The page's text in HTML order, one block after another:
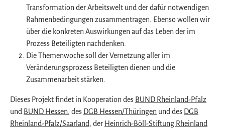
Transformation der Arbeitswelt und der dafür notwendigen
Rahmenbedingungen zusammentragen. Ebenso wollen wir
über die konkreten Auswirkungen auf das Leben der im
Prozess Beteiligten nachdenken.
Die Themenwoche soll der Vernetzung aller im
Veränderungsprozess Beteiligten dienen und die
Zusammenarbeit stärken.
Dieses Projekt findet in Kooperation des BUND Rheinland-Pfalz
und BUND Hessen, des DGB Hessen/Thüringen und des DGB
Rheinland-Pfalz/Saarland, der Heinrich-Böll-Stiftung Rheinland